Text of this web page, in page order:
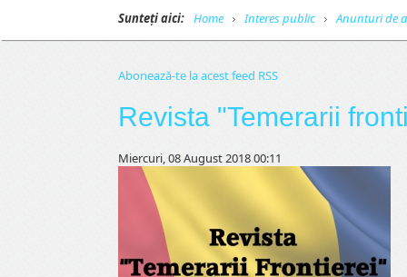
Sunteți aici: Home Interes public Anunturi de
Abonează-te la acest feed RSS
Revista "Temerarii
Miercuri, 08 August 2018 00:11